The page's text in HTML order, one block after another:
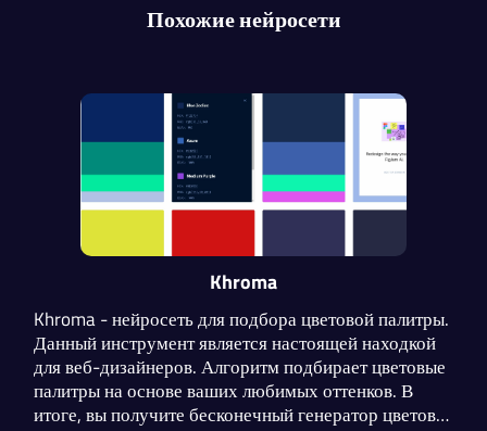
Похожие нейросети
Khroma
Khroma - нейросеть для подбора цветовой палитры.
Данный инструмент является настоящей находкой
для веб-дизайнеров. Алгоритм подбирает цветовые
палитры на основе ваших любимых оттенков. В
итоге, вы получите бесконечный генератор цветов.